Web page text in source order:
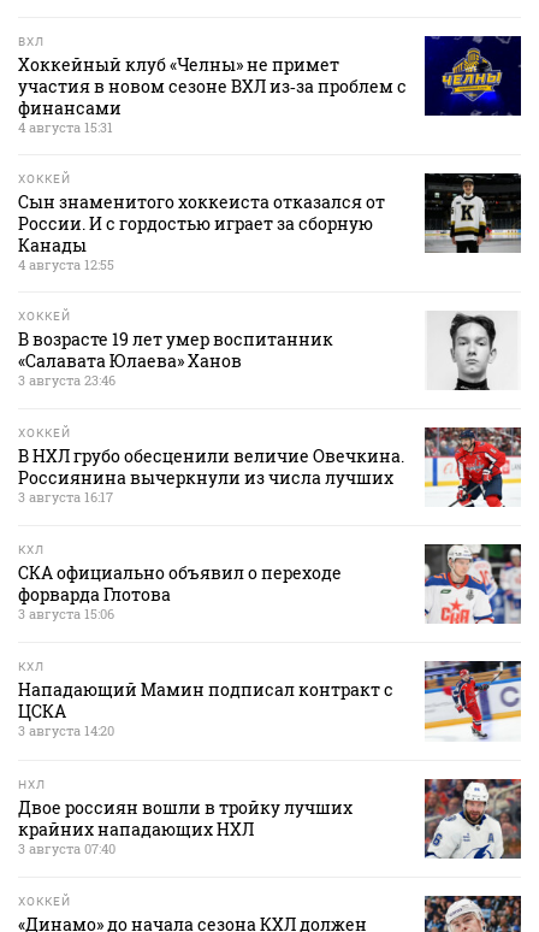
ВХЛ
Хоккейный клуб «Челны» не примет
участия в новом сезоне ВХЛ из‑за проблем с
финансами
4 августа 15:31
ХОККЕЙ
Сын знаменитого хоккеиста отказался от
России. И с гордостью играет за сборную
Канады
4 августа 12:55
ХОККЕЙ
В возрасте 19 лет умер воспитанник
«Салавата Юлаева» Ханов
3 августа 23:46
ХОККЕЙ
В НХЛ грубо обесценили величие Овечкина.
Россиянина вычеркнули из числа лучших
3 августа 16:17
КХЛ
СКА официально объявил о переходе
форварда Глотова
3 августа 15:06
КХЛ
Нападающий Мамин подписал контракт с
ЦСКА
3 августа 14:20
НХЛ
Двое россиян вошли в тройку лучших
крайних нападающих НХЛ
3 августа 07:40
ХОККЕЙ
«Динамо» до начала сезона КХЛ должен